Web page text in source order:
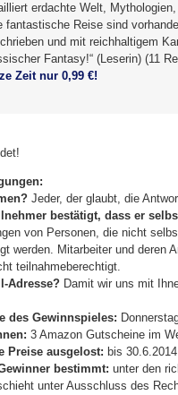
erdachte Welt,
fantastische Reise sind
und mit reichhaltigem
Fantasy!“ (Leserin) (11
Zeit nur 0,99 €!
Jeder, der glaubt, die
bestätigt, dass er
von Personen, die nicht
werden. Mitarbeiter und deren
teilnahmeberechtigt.
Adresse? Damit wir uns mit
des Gewinnspieles:
3 Amazon Gutscheine im
Preise ausgelost: bis
bestimmt: unter den
unter Ausschluss des